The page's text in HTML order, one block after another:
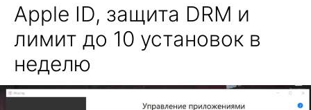
Apple ID, защита DRM и
лимит до 10 установок в
неделю